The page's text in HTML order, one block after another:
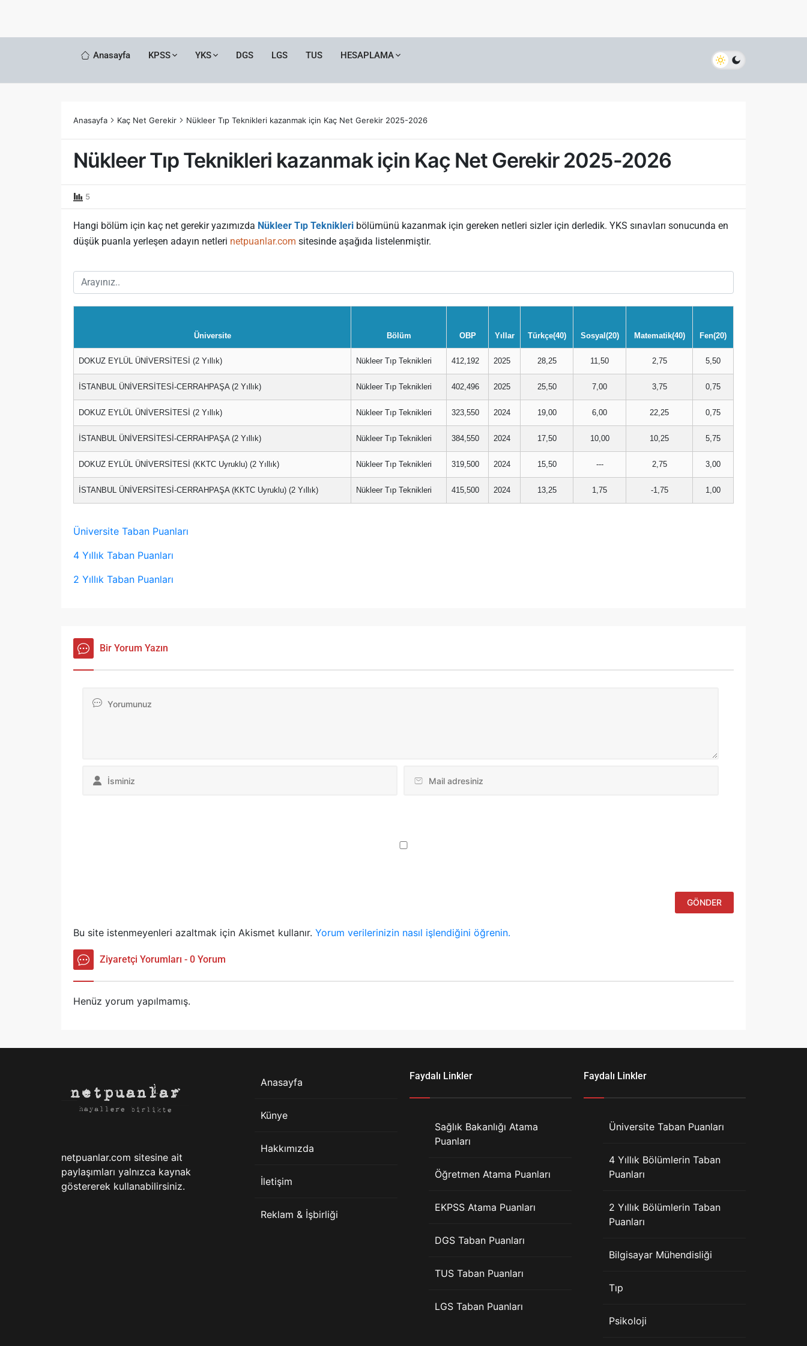
Anasayfa KPSS YKS DGS LGS TUS HESAPLAMA
Anasayfa Kaç Net Gerekir Nükleer Tıp Teknikleri kazanmak için Kaç Net Gerekir 2025-2026
Nükleer Tıp Teknikleri kazanmak için Kaç Net Gerekir 2025-2026
5
Hangi bölüm için kaç net gerekir yazımızda Nükleer Tıp Teknikleri bölümünü kazanmak için gereken netleri sizler için derledik. YKS sınavları sonucunda en
düşük puanla yerleşen adayın netleri netpuanlar.com sitesinde aşağıda listelenmiştir.
Üniversite Bölüm OBP Yıllar Türkçe(40) Sosyal(20) Matematik(40) Fen(20)
DOKUZ EYLÜL ÜNİVERSİTESİ (2 Yıllık) Nükleer Tıp Teknikleri 412,192 2025 28,25 11,50 2,75 5,50
İSTANBUL ÜNİVERSİTESİ-CERRAHPAŞA (2 Yıllık) Nükleer Tıp Teknikleri 402,496 2025 25,50 7,00 3,75 0,75
DOKUZ EYLÜL ÜNİVERSİTESİ (2 Yıllık) Nükleer Tıp Teknikleri 323,550 2024 19,00 6,00 22,25 0,75
İSTANBUL ÜNİVERSİTESİ-CERRAHPAŞA (2 Yıllık) Nükleer Tıp Teknikleri 384,550 2024 17,50 10,00 10,25 5,75
DOKUZ EYLÜL ÜNİVERSİTESİ (KKTC Uyruklu) (2 Yıllık) Nükleer Tıp Teknikleri 319,500 2024 15,50 --- 2,75 3,00
İSTANBUL ÜNİVERSİTESİ-CERRAHPAŞA (KKTC Uyruklu) (2 Yıllık) Nükleer Tıp Teknikleri 415,500 2024 13,25 1,75 -1,75 1,00
Üniversite Taban Puanları
4 Yıllık Taban Puanları
2 Yıllık Taban Puanları
Bir Yorum Yazın
Bu site istenmeyenleri azaltmak için Akismet kullanır. Yorum verilerinizin nasıl işlendiğini öğrenin.
Ziyaretçi Yorumları - 0 Yorum
Henüz yorum yapılmamış.
netpuanlar.com sitesine ait
paylaşımları yalnızca kaynak
göstererek kullanabilirsiniz.
Anasayfa
Künye
Hakkımızda
İletişim
Reklam & İşbirliği
Faydalı Linkler
Sağlık Bakanlığı Atama
Puanları
Öğretmen Atama Puanları
EKPSS Atama Puanları
DGS Taban Puanları
TUS Taban Puanları
LGS Taban Puanları
Faydalı Linkler
Üniversite Taban Puanları
4 Yıllık Bölümlerin Taban
Puanları
2 Yıllık Bölümlerin Taban
Puanları
Bilgisayar Mühendisliği
Tıp
Psikoloji